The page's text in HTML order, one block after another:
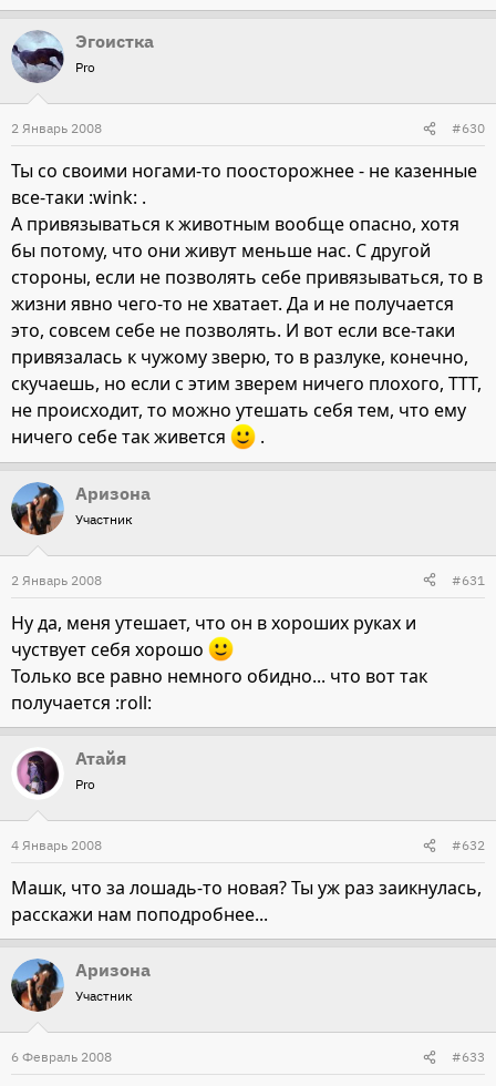
Эгоистка
Pro
2 Январь 2008 #630
Ты со своими ногами-то поосторожнее - не казенные
все-таки :wink: .
А привязываться к животным вообще опасно, хотя
бы потому, что они живут меньше нас. С другой
стороны, если не позволять себе привязываться, то в
жизни явно чего-то не хватает. Да и не получается
это, совсем себе не позволять. И вот если все-таки
привязалась к чужому зверю, то в разлуке, конечно,
скучаешь, но если с этим зверем ничего плохого, ТТТ,
не происходит, то можно утешать себя тем, что ему
ничего себе так живется
.
Аризона
Участник
2 Январь 2008 #631
Ну да, меня утешает, что он в хороших руках и
чуствует себя хорошо
Только все равно немного обидно... что вот так
получается :roll:
Атайя
Pro
4 Январь 2008 #632
Машк, что за лошадь-то новая? Ты уж раз заикнулась,
расскажи нам поподробнее...
Аризона
Участник
6 Февраль 2008 #633